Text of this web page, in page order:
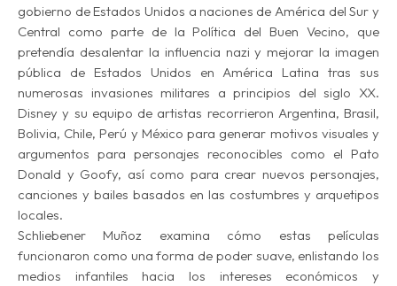
gobierno de Estados Unidos a naciones de América del Sur y
Central como parte de la Política del Buen Vecino, que
pretendía desalentar la influencia nazi y mejorar la imagen
pública de Estados Unidos en América Latina tras sus
numerosas invasiones militares a principios del siglo XX.
Disney y su equipo de artistas recorrieron Argentina, Brasil,
Bolivia, Chile, Perú y México para generar motivos visuales y
argumentos para personajes reconocibles como el Pato
Donald y Goofy, así como para crear nuevos personajes,
canciones y bailes basados en las costumbres y arquetipos
locales.
Schliebener Muñoz examina cómo estas películas
funcionaron como una forma de poder suave, enlistando los
medios infantiles hacia los intereses económicos y